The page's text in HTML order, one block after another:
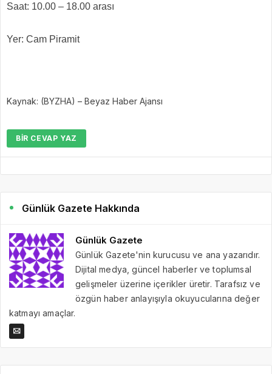
Saat: 10.00 – 18.00 arası
Yer: Cam Piramit
Kaynak: (BYZHA) – Beyaz Haber Ajansı
BIR CEVAP YAZ
Günlük Gazete Hakkında
Günlük Gazete
Günlük Gazete'nin kurucusu ve ana yazarıdır.
Dijital medya, güncel haberler ve toplumsal
gelişmeler üzerine içerikler üretir. Tarafsız ve
özgün haber anlayışıyla okuyucularına değer
katmayı amaçlar.